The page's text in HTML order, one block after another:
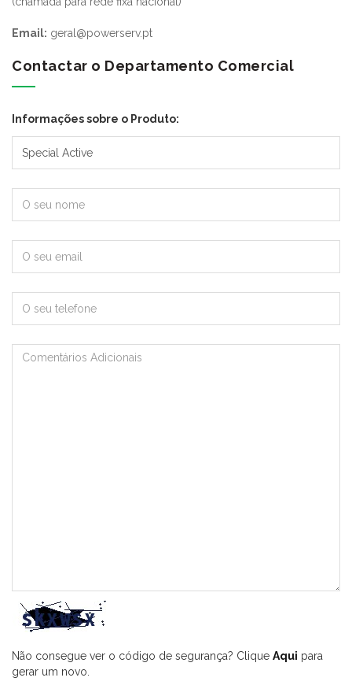
Email: geral@powerserv.pt
Contactar o Departamento Comercial
Informações sobre o Produto:
Não consegue ver o código de segurança? Clique Aqui para
gerar um novo.